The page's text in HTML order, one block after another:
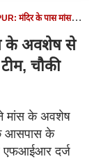
मंदिर के पास मांस के
के अवशेष से
चौकी
मांस के अवशेष
के आसपास के
एफआईआर दर्ज